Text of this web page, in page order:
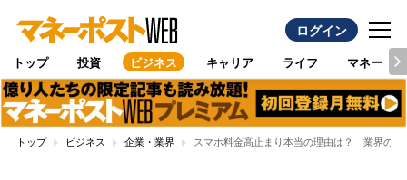
ログイン
トップ 投資 ビジネス キャリア ライフ マネー
トップ ビジネス 企業・業界 スマホ料金高止まり本当の理由は？ 業界の癒